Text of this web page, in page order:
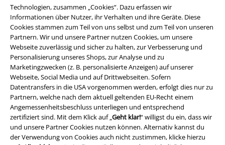
Technologien, zusammen „Cookies“. Dazu erfassen wir
Informationen über Nutzer, ihr Verhalten und ihre Geräte. Diese
Cookies stammen zum Teil von uns selbst und zum Teil von unseren
Partnern. Wir und unsere Partner nutzen Cookies, um unsere
Webseite zuverlässig und sicher zu halten, zur Verbesserung und
Personalisierung unseres Shops, zur Analyse und zu
Marketingzwecken (z. B. personalisierte Anzeigen) auf unserer
Webseite, Social Media und auf Drittwebseiten. Sofern
Datentransfers in die USA vorgenommen werden, erfolgt dies nur zu
Partnern, welche nach dem aktuell geltenden EU-Recht einem
Angemessenheitsbeschluss unterliegen und entsprechend
zertifiziert sind. Mit dem Klick auf „Geht klar!“ willigst du ein, dass wir
und unsere Partner Cookies nutzen können. Alternativ kannst du
der Verwendung von Cookies auch nicht zustimmen, klicke hierzu
Rechtliches
AGB
Impressum
Datenschutz
Entsorgung und Umweltschutz